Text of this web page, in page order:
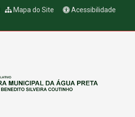
Mapa do Site
Acessibilidade